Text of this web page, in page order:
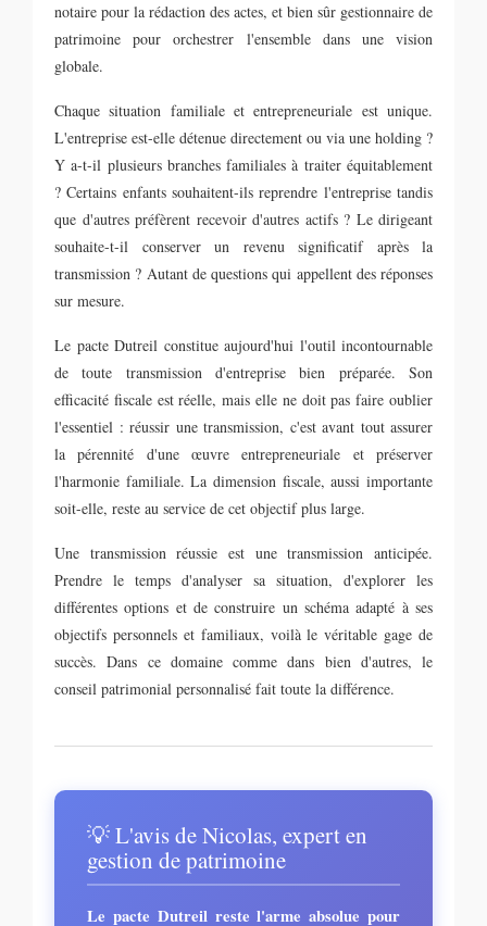
notaire pour la rédaction des actes, et bien sûr gestionnaire de
patrimoine pour orchestrer l'ensemble dans une vision
globale.
Chaque situation familiale et entrepreneuriale est unique.
L'entreprise est-elle détenue directement ou via une holding ?
Y a-t-il plusieurs branches familiales à traiter équitablement
? Certains enfants souhaitent-ils reprendre l'entreprise tandis
que d'autres préfèrent recevoir d'autres actifs ? Le dirigeant
souhaite-t-il conserver un revenu significatif après la
transmission ? Autant de questions qui appellent des réponses
sur mesure.
Le pacte Dutreil constitue aujourd'hui l'outil incontournable
de toute transmission d'entreprise bien préparée. Son
efficacité fiscale est réelle, mais elle ne doit pas faire oublier
l'essentiel : réussir une transmission, c'est avant tout assurer
la pérennité d'une œuvre entrepreneuriale et préserver
l'harmonie familiale. La dimension fiscale, aussi importante
soit-elle, reste au service de cet objectif plus large.
Une transmission réussie est une transmission anticipée.
Prendre le temps d'analyser sa situation, d'explorer les
différentes options et de construire un schéma adapté à ses
objectifs personnels et familiaux, voilà le véritable gage de
succès. Dans ce domaine comme dans bien d'autres, le
conseil patrimonial personnalisé fait toute la différence.
💡 L'avis de Nicolas, expert en
gestion de patrimoine
Le pacte Dutreil reste l'arme absolue pour